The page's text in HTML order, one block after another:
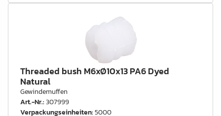
Threaded bush M6xØ10x13 PA6 Dyed
Natural
Gewindemuffen
Art.-Nr.:307999
Verpackungseinheiten:5000